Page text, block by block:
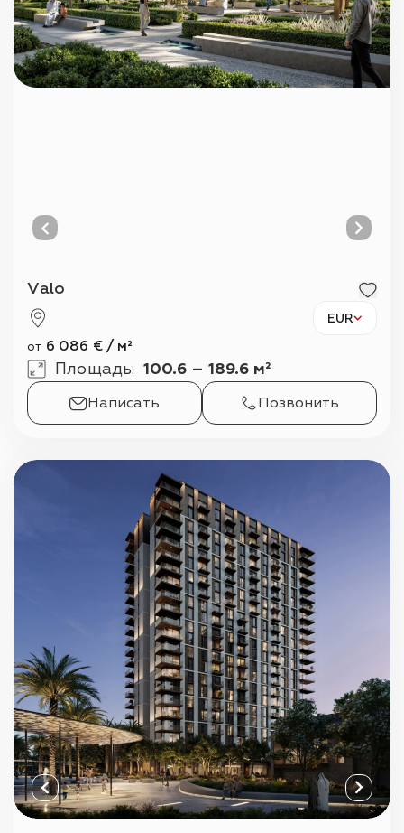
Valo
EUR
от 6 086 € / м²
Площадь: 100.6 – 189.6 м²
Написать Позвонить